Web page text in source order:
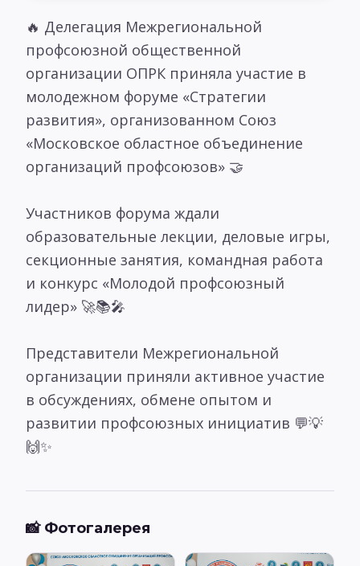
🔥 Делегация Межрегиональной
профсоюзной общественной
организации ОПРК приняла участие в
молодежном форуме «Стратегии
развития», организованном Союз
«Московское областное объединение
организаций профсоюзов» 🤝
Участников форума ждали
образовательные лекции, деловые игры,
секционные занятия, командная работа
и конкурс «Молодой профсоюзный
лидер» 🚀📚🎤
Представители Межрегиональной
организации приняли активное участие
в обсуждениях, обмене опытом и
развитии профсоюзных инициатив 💬💡
🙌✨
📸 Фотогалерея